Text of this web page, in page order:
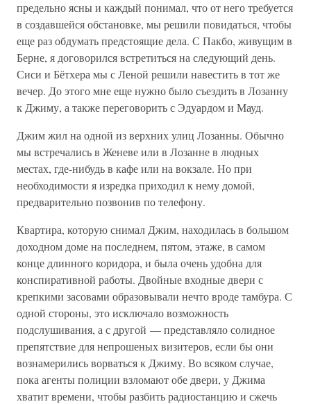
предельно ясны и каждый понимал, что от него требуется
в создавшейся обстановке, мы решили повидаться, чтобы
еще раз обдумать предстоящие дела. С Пакбо, живущим в
Берне, я договорился встретиться на следующий день.
Сиси и Бётхера мы с Леной решили навестить в тот же
вечер. До этого мне еще нужно было съездить в Лозанну
к Джиму, а также переговорить с Эдуардом и Мауд.
Джим жил на одной из верхних улиц Лозанны. Обычно
мы встречались в Женеве или в Лозанне в людных
местах, где-нибудь в кафе или на вокзале. Но при
необходимости я изредка приходил к нему домой,
предварительно позвонив по телефону.
Квартира, которую снимал Джим, находилась в большом
доходном доме на последнем, пятом, этаже, в самом
конце длинного коридора, и была очень удобна для
конспиративной работы. Двойные входные двери с
крепкими засовами образовывали нечто вроде тамбура. С
одной стороны, это исключало возможность
подслушивания, а с другой — представляло солидное
препятствие для непрошеных визитеров, если бы они
вознамерились ворваться к Джиму. Во всяком случае,
пока агенты полиции взломают обе двери, у Джима
хватит времени, чтобы разбить радиостанцию и сжечь